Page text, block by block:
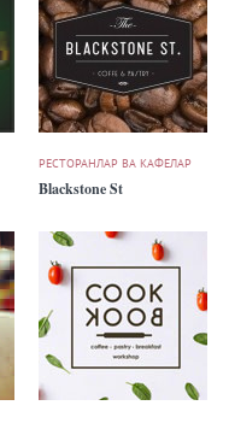
РЕСТОРАНЛАР ВА КАФЕЛАР
Blackstone St